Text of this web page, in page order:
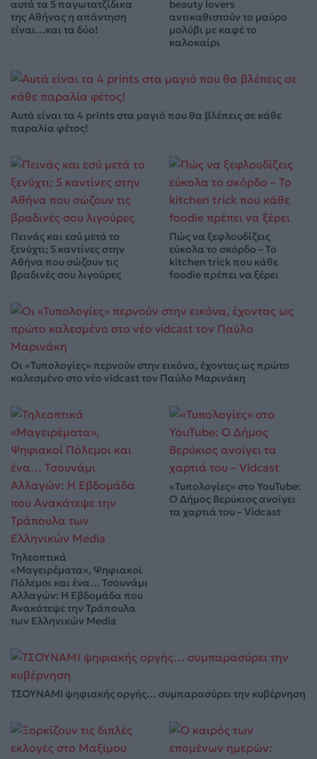
αυτά τα 5 παγωτατζίδικα
της Αθήνας η απάντηση
είναι…και τα δύο!
beauty lovers
αντικαθιστούν το μαύρο
μολύβι με καφέ το
καλοκαίρι
Αυτά είναι τα 4 prints στα μαγιό που θα βλέπεις σε κάθε
παραλία φέτος!
Πεινάς και εσύ μετά το
ξενύχτι; 5 καντίνες στην
Αθήνα που σώζουν τις
βραδινές σου λιγούρες
Πώς να ξεφλουδίζεις
εύκολα το σκόρδο – Το
kitchen trick που κάθε
foodie πρέπει να ξέρει
Οι «Τυπολογίες» περνούν στην εικόνα, έχοντας ως πρώτο
καλεσμένο στο νέο vidcast τον Παύλο Μαρινάκη
Τηλεοπτικά
«Μαγειρέματα», Ψηφιακοί
Πόλεμοι και ένα… Τσουνάμι
Αλλαγών: Η Εβδομάδα που
Ανακάτεψε την Τράπουλα
των Ελληνικών Media
«Τυπολογίες» στο YouTube:
Ο Δήμος Βερύκιος ανοίγει
τα χαρτιά του – Vidcast
ΤΣΟΥΝΑΜΙ ψηφιακής οργής… συμπαρασύρει την κυβέρνηση